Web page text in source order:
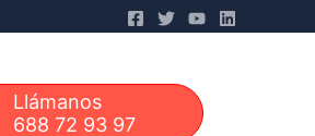
Llámanos
688 72 93 97